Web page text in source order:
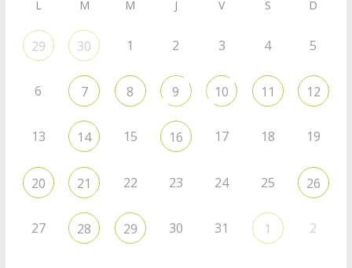
L M M J V S D
29 30 1 2 3 4 5
6 7 8 9 10 11 12
13 14 15 16 17 18 19
20 21 22 23 24 25 26
27 28 29 30 31 1 2